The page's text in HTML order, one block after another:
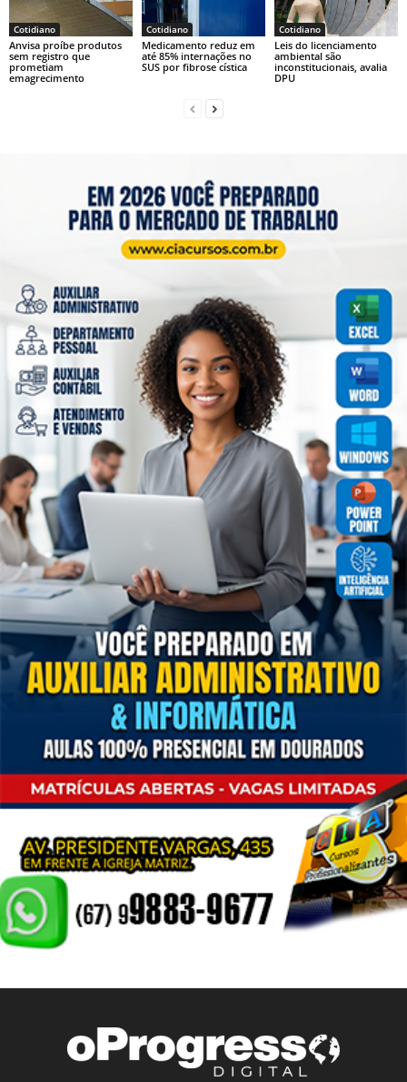
Cotidiano
Anvisa proíbe produtos
sem registro que
prometiam
emagrecimento
Cotidiano
Medicamento reduz em
até 85% internações no
SUS por fibrose cística
Cotidiano
Leis do licenciamento
ambiental são
inconstitucionais, avalia
DPU